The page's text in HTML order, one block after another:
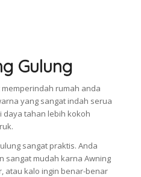
Gulung
rumah anda
yang sangat indah serua
daya tahan lebih kokoh
sangat praktis. Anda
sangat mudah karna Awning
atau kalo ingin benar-benar